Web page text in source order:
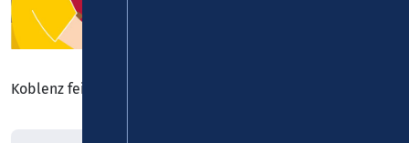
Koblenz feiert den Wein